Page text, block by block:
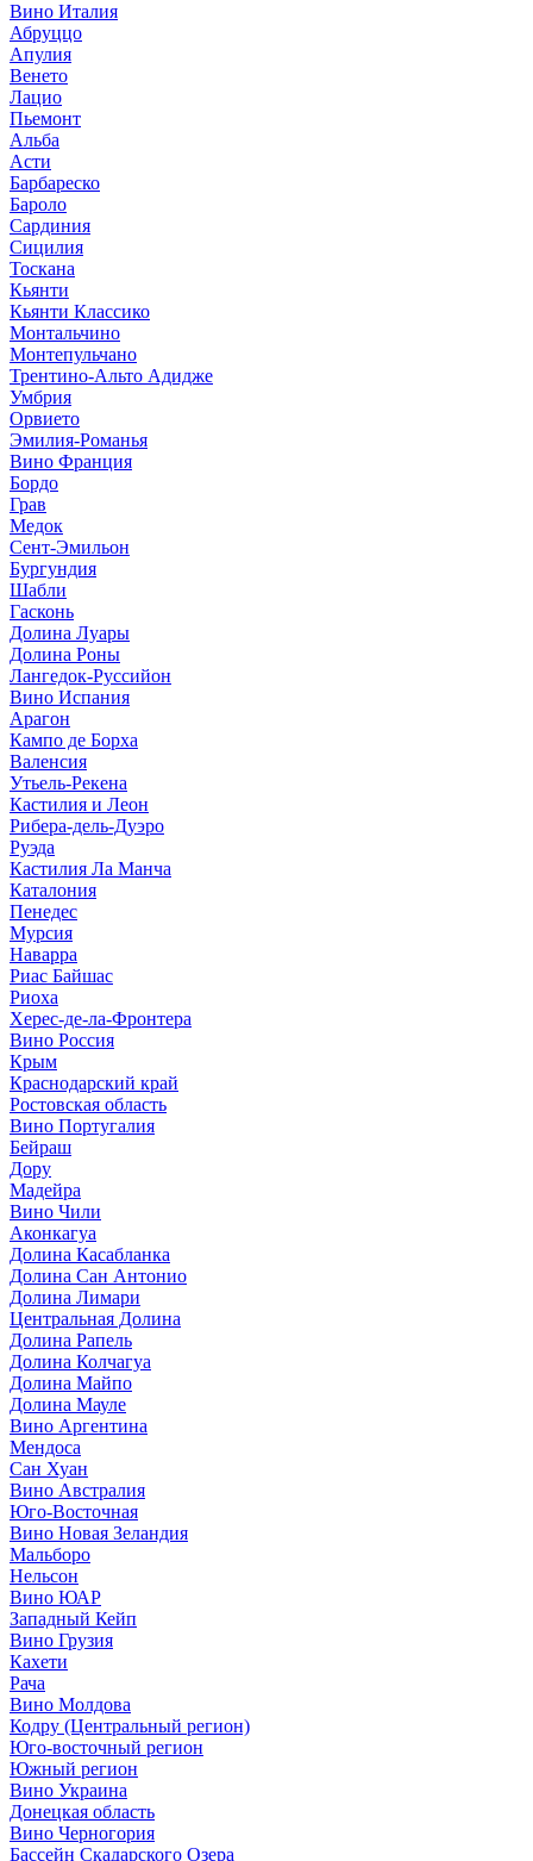
Вино Италия
Абруццо
Апулия
Венето
Лацио
Пьемонт
Альба
Асти
Барбареско
Бароло
Сардиния
Сицилия
Тоскана
Кьянти
Кьянти Классико
Монтальчино
Монтепульчано
Трентино-Альто Адидже
Умбрия
Орвието
Эмилия-Романья
Вино Франция
Бордо
Грав
Медок
Сент-Эмильон
Бургундия
Шабли
Гасконь
Долина Луары
Долина Роны
Лангедок-Руссийон
Вино Испания
Арагон
Кампо де Борха
Валенсия
Утьель-Рекена
Кастилия и Леон
Рибера-дель-Дуэро
Руэда
Кастилия Ла Манча
Каталония
Пенедес
Мурсия
Наварра
Риас Байшас
Риоха
Херес-де-ла-Фронтера
Вино Россия
Крым
Краснодарский край
Ростовская область
Вино Португалия
Бейраш
Дору
Мадейра
Вино Чили
Аконкагуа
Долина Касабланка
Долина Сан Антонио
Долина Лимари
Центральная Долина
Долина Рапель
Долина Колчагуа
Долина Майпо
Долина Мауле
Вино Аргентина
Мендоса
Сан Хуан
Вино Австралия
Юго-Восточная
Вино Новая Зеландия
Мальборо
Нельсон
Вино ЮАР
Западный Кейп
Вино Грузия
Кахети
Рача
Вино Молдова
Кодру (Центральный регион)
Юго-восточный регион
Южный регион
Вино Украина
Донецкая область
Вино Черногория
Бассейн Скадарского Озера